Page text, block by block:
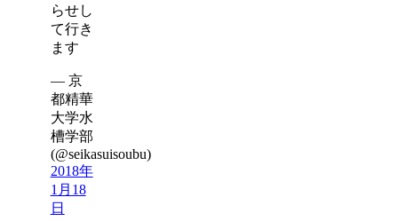
らせし
て行き
ます
— 京
都精華
大学水
槽学部
(@seikasuisoubu)
2018年
1月18
日